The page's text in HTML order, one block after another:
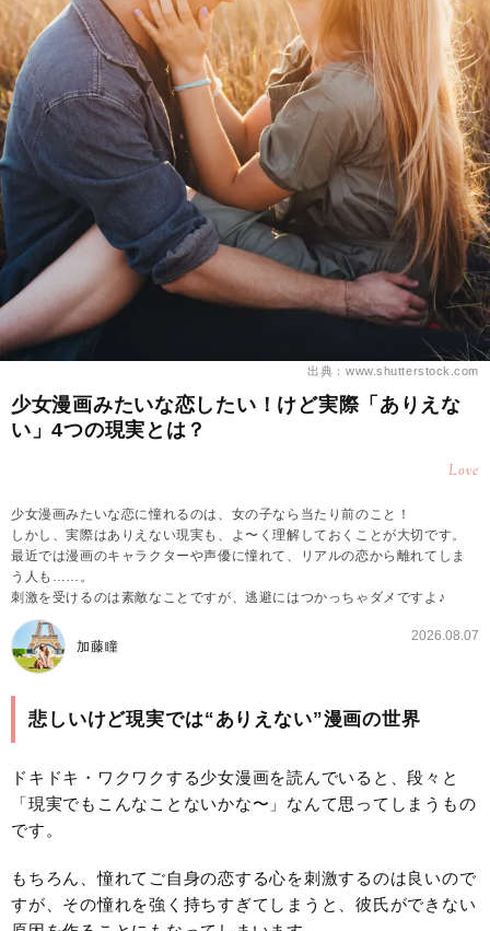
出典：www.shutterstock.com
少女漫画みたいな恋したい！けど実際「ありえな
い」4つの現実とは？
Love
少女漫画みたいな恋に憧れるのは、女の子なら当たり前のこと！
しかし、実際はありえない現実も、よ〜く理解しておくことが大切です。
最近では漫画のキャラクターや声優に憧れて、リアルの恋から離れてしま
う人も……。
刺激を受けるのは素敵なことですが、逃避にはつかっちゃダメですよ♪
加藤瞳
2026.08.07
悲しいけど現実では“ありえない”漫画の世界
ドキドキ・ワクワクする少女漫画を読んでいると、段々と
「現実でもこんなことないかな〜」なんて思ってしまうもの
です。
もちろん、憧れてご自身の恋する心を刺激するのは良いので
すが、その憧れを強く持ちすぎてしまうと、彼氏ができない